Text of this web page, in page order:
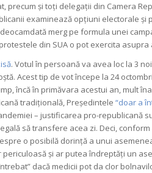
precum și toți delegații din Camera
examinează opțiuni electorale și
merg pe formula unei
din SUA o pot exercita asupra
. Votul în persoană va avea loc la 3
Acest tip de vot începe la 24
încă în primăvara acestui an, mult
tradițională, Președintele “doar a
– justificarea pro-republicană
să transfere acea zi. Deci,
o posibilă dorință a unui
și ar putea îndreptăți un
dacă medicii pot da clor